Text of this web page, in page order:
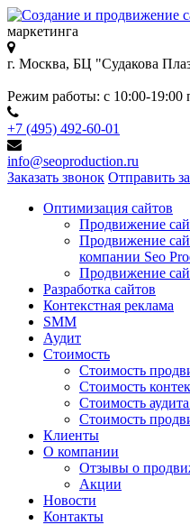
маркетинга
г. Москва, БЦ "Судакова
Режим работы: с 10:00-19:00
+7 (495) 492-60-01
info@seoproduction.ru
Заказать звонок Отправить
Оптимизация сайтов
Продвижение
Продвижение
компании Seo
Продвижение
Разработка сайтов
Контекстная реклама
SMM
Аудит
Стоимость
Стоимость
Стоимость
Стоимость
Стоимость
Клиенты
О компании
Отзывы о
Акции
Новости
Контакты